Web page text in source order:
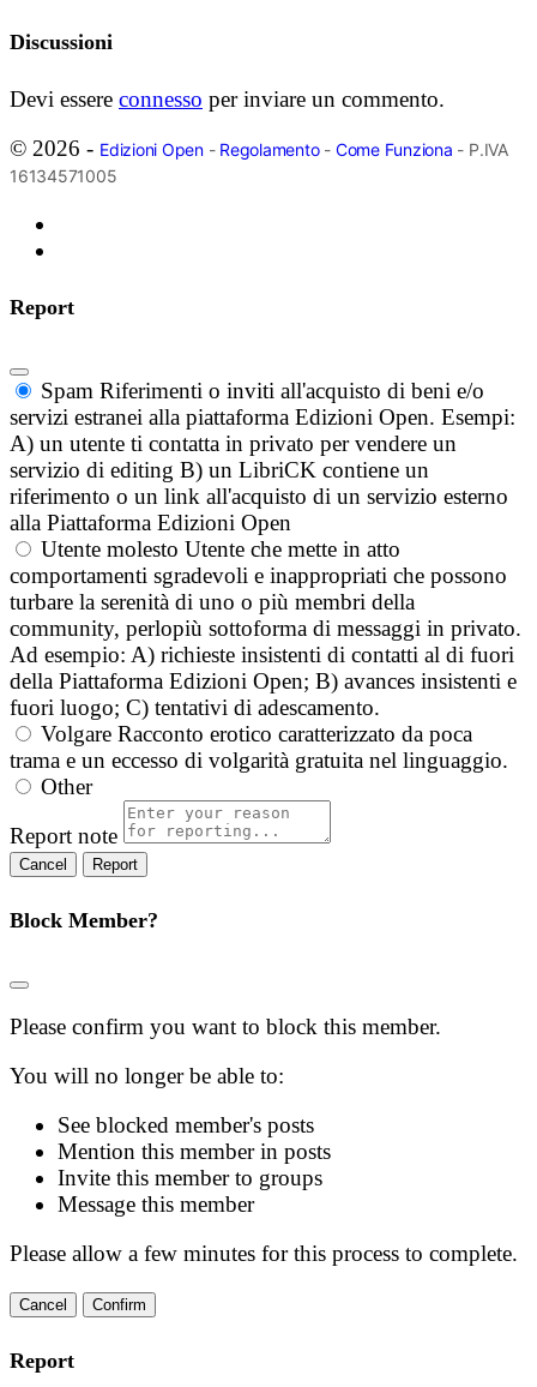
Discussioni
Devi essere connesso per inviare un commento.
© 2026 - Edizioni Open- Regolamento- Come Funziona - P.IVA
16134571005
Report
Spam Riferimenti o inviti all'acquisto di beni e/o
servizi estranei alla piattaforma Edizioni Open. Esempi:
A) un utente ti contatta in privato per vendere un
servizio di editing B) un LibriCK contiene un
riferimento o un link all'acquisto di un servizio esterno
alla Piattaforma Edizioni Open
Utente molesto Utente che mette in atto
comportamenti sgradevoli e inappropriati che possono
turbare la serenità di uno o più membri della
community, perlopiù sottoforma di messaggi in privato.
Ad esempio: A) richieste insistenti di contatti al di fuori
della Piattaforma Edizioni Open; B) avances insistenti e
fuori luogo; C) tentativi di adescamento.
Volgare Racconto erotico caratterizzato da poca
trama e un eccesso di volgarità gratuita nel linguaggio.
Other
Report note
Report
Block Member?
Please confirm you want to block this member.
You will no longer be able to:
See blocked member's posts
Mention this member in posts
Invite this member to groups
Message this member
Please allow a few minutes for this process to complete.
Confirm
Report